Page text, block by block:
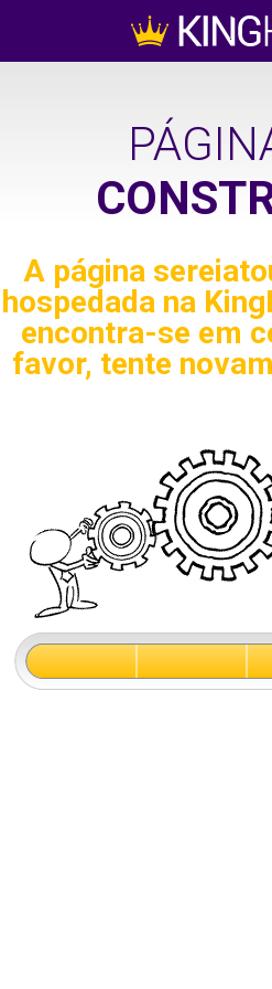
A página
hospedada na
encontra-se em
favor, tente